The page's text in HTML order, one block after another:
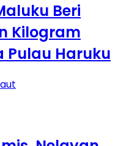
Beri
Kilogram
Pulau Haruku